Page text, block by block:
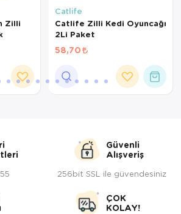
Zilli
Catlife
Catlife Zilli Kedi Oyuncağı
2Li Paket
58,70
Güvenli
Alışveriş
256bit SSL ile güvendesiniz
ÇOK
KOLAY!